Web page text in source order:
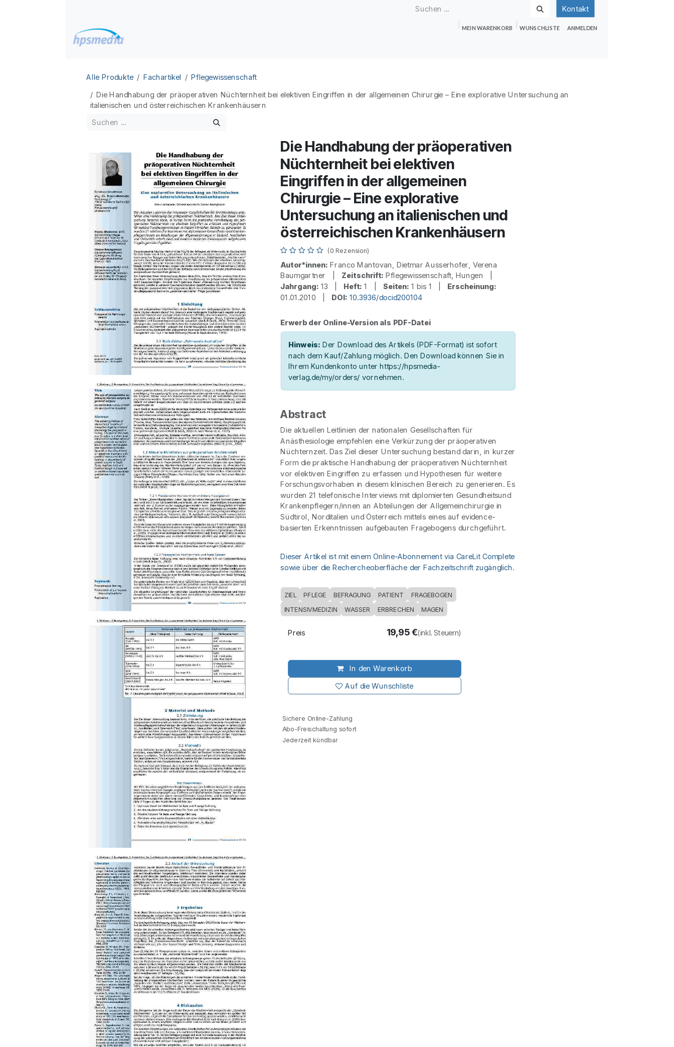
Kontakt
MEIN WARENKORB WUNSCHLISTE ANMELDEN
Alle Produkte Fachartikel
Pflegewissenschaft
Die Handhabung der präoperativen Nüchternheit bei elektiven Eingriffen in der allgemeinen Chirurgie – Eine explorative Untersuchung an
italienischen und österreichischen Krankenhäusern
Die Handhabung der präoperativen
Nüchternheit bei elektiven
Eingriffen in der allgemeinen
Chirurgie – Eine explorative
Untersuchung an italienischen und
österreichischen Krankenhäusern
(0 Rezension)
Autor*innen: Franco Mantovan, Dietmar Ausserhofer, Verena
Baumgartner | Zeitschrift: Pflegewissenschaft, Hungen |
Jahrgang: 13 | Heft: 1 | Seiten: 1 bis 1 | Erscheinung:
01.01.2010 | DOI: 10.3936/docid200104
Erwerb der Online-Version als PDF-Datei
Hinweis: Der Download des Artikels (PDF-Format) ist sofort
nach dem Kauf/Zahlung möglich. Den Download können Sie in
Ihrem Kundenkonto unter https://hpsmedia-
verlag.de/my/orders/ vornehmen.
Abstract
Die aktuellen Leitlinien der nationalen Gesellschaften für
Anästhesiologie empfehlen eine Verkürzung der präoperativen
Nüchternzeit. Das Ziel dieser Untersuchung bestand darin, in kurzer
Form die praktische Handhabung der präoperativen Nüchternheit
vor elektiven Eingriffen zu erfassen und Hypothesen für weitere
Forschungsvorhaben in diesem klinischen Bereich zu generieren. Es
wurden 21 telefonische Interviews mit diplomierten Gesundheitsund
Krankenpflegern/innen an Abteilungen der Allgemeinchirurgie in
Südtirol, Norditalien und Österreich mittels eines auf evidence-
basierten Erkenntnissen aufgebauten Fragebogens durchgeführt.
Dieser Artikel ist mit einem Online-Abonnement via CareLit Complete
sowie über die Rechercheoberfläche der Fachzeitschrift zugänglich.
ZIEL PFLEGE BEFRAGUNG PATIENT
FRAGEBOGEN
INTENSIVMEDIZIN
WASSER ERBRECHEN MAGEN
In den Warenkorb
Auf die Wunschliste
Preis 19,95€(inkl. Steuern)
Sichere Online-Zahlung
Abo-Freischaltung sofort
Jederzeit kündbar